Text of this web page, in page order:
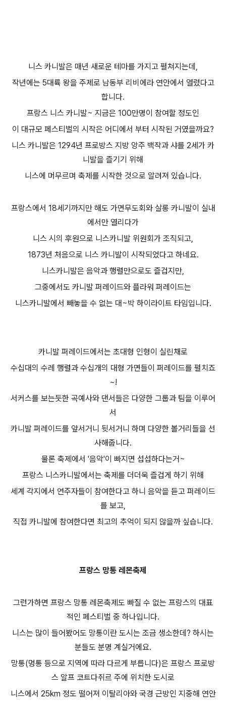
니스 카니발은 매년 새로운 테마를 가지고 펼쳐지는데,
작년에는 5대륙 왕을 주제로 남동부 리비에라 연안에서 열렸다고
합니다.
프랑스 니스 카니발~ 지금은 100만명이 참여할 정도인
이 대규모 페스티벌의 시작은 어디에서 부터 시작된 거였을까요?
니스 카니발은 1294년 프로방스 지방 앙주 백작과 샤를 2세가 카
니발을 즐기기 위해
니스에 머무르며 축제를 시작한 것으로 알려져 있습니다.
프랑스에서 18세기까지만 해도 가면무도회와 살롱 카니발이 실내
에서만 열리다가
니스 시의 후원으로 니스카니발 위원회가 조직되고,
1873년 처음으로 니스 카니발이 시작되었다고 하네요.
니스카니발은 음악과 행렬만으로도 즐겁지만,
그중에서도 카니발 퍼레이드와 플라워 퍼레이드는
니스카니발에서 빼놓을 수 없는 대~박 하이라이트 타임입니다.
카니발 퍼레이드에서는 초대형 인형이 실린채로
수십대의 수레 행렬과 수십개의 대형 가면들이 퍼레이드를 펼치죠
~!
서커스를 보는듯한 곡예사와 댄서들은 다양한 그룹과 팀을 이루어
서
카니발 퍼레이드를 앞서거니 뒷서거니 하며 다양한 볼거리들을 선
사해줍니다.
물론 축제에서 '음악'이 빠지면 섭섭하다는거~
프랑스 니스카니발에서는 축제를 더더욱 즐겁게 하기 위해
세계 각지에서 연주자들이 참여한다고 하니 음악을 듣고 퍼레이드
를 보고,
직접 카니발에 참여한다면 최고의 추억이 되지 않을까 싶습니다.
프랑스 망통 레몬축제
그런가하면 프랑스 망통 레몬축제도 빠질 수 없는 프랑스의 대표
적인 페스티벌 중 하나입니다.
니스는 많이 들어봤어도 망통이란 도시는 조금 생소한데? 하시는
분들도 분명 계실거에요.
망통(멍통 등으로 지역에 따라 다르게 부릅니다)은 프랑스 프로방
스 알프 코트다쥐르 주에 위치한 도시로
니스에서 25km 정도 떨어져 이탈리아와 국경 근방인 지중해 연안